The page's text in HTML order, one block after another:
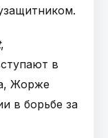
,
в
Жорже
в борьбе за